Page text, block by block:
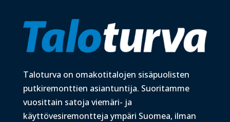
Taloturva on omakotitalojen sisäpuolisten
putkiremonttien asiantuntija. Suoritamme
vuosittain satoja viemäri- ja
käyttövesiremontteja ympäri Suomea, ilman